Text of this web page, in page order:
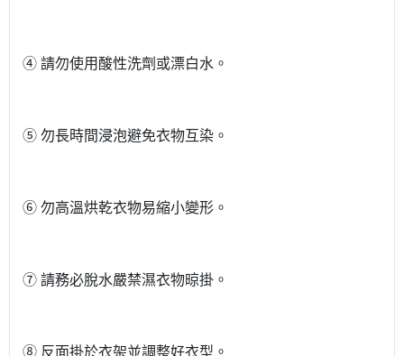
④ 請勿使用酸性洗劑或漂白水。
⑤ 勿長時間浸泡避免衣物互染。
⑥ 勿高溫烘乾衣物易縮小變形。
⑦ 請務必脫水嚴禁濕衣物晾掛。
⑧ 反面掛於衣架並調整好衣型。